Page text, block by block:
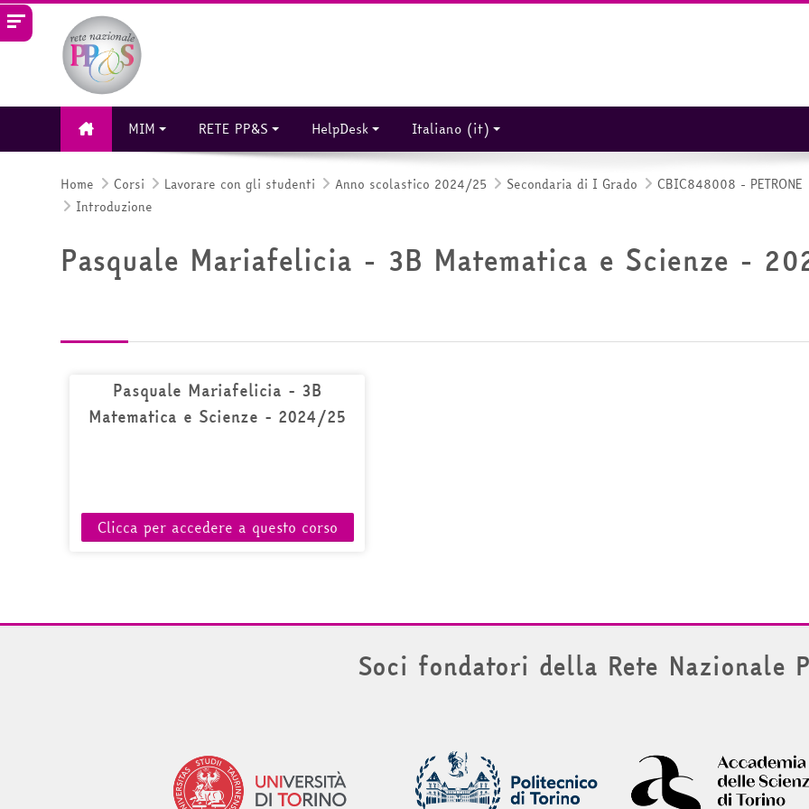
Vai al contenuto principale
MIM RETE PP&S HelpDesk Italiano ‎(it)‎
Home Corsi Lavorare con gli studenti Anno scolastico 2024/25 Secondaria di I Grado
CBIC848008 - PETRONE
Introduzione
Pasquale Mariafelicia - 3B Matematica e Scienze -
Pasquale Mariafelicia - 3B
Matematica e Scienze - 2024/25
Clicca per accedere a questo corso
Soci fondatori della Rete Nazionale